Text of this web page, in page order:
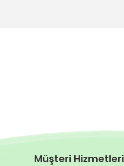
Müşteri Hizmetleri